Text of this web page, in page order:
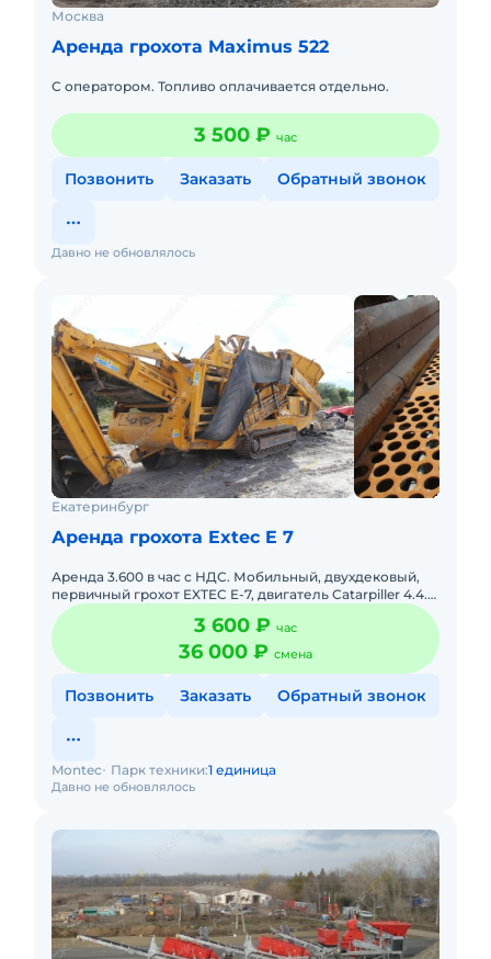
Москва
Аренда грохота Maximus 522
С оператором. Топливо оплачивается отдельно.
3 500 ₽ час
Позвонить Заказать Обратный звонок
Давно не обновлялось
Екатеринбург
Аренда грохота Extec E 7
Аренда 3.600 в час с НДС. Мобильный, двухдековый,
первичный грохот EXTEC E-7, двигатель Catarpiller 4.4.
На гусеничном ходу, бункер объем 8,5 м.куб., сталь Har
3 600 ₽ час
36 000 ₽ смена
Позвонить Заказать Обратный звонок
Давно не обновлялось
Montec Парк техники:1 единица